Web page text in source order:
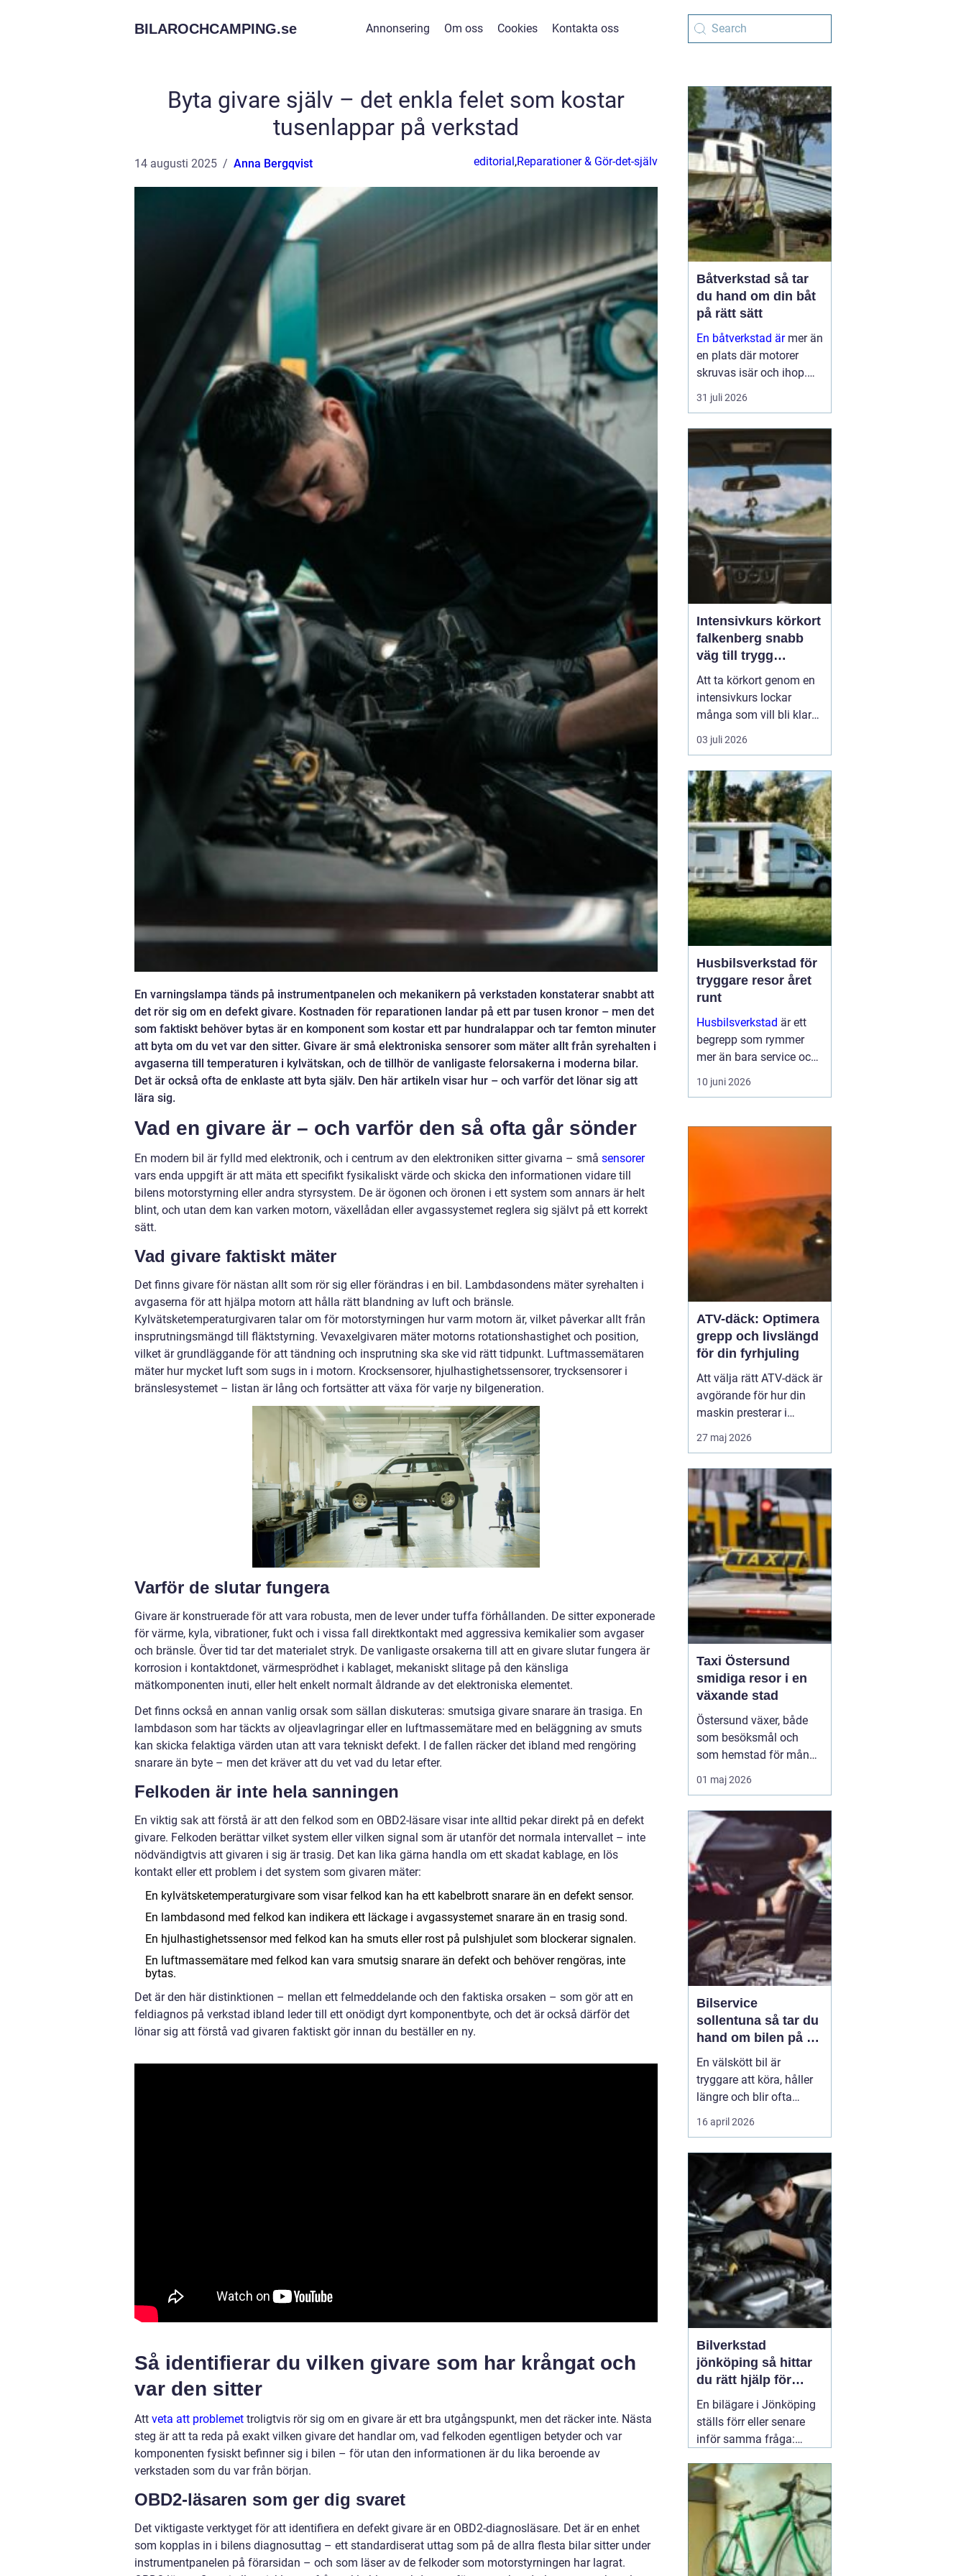
BILAROCHCAMPING.se Annonsering Om oss Cookies Kontakta oss
Byta givare själv – det enkla felet som kostar
tusenlappar på verkstad
14 augusti 2025 Anna Bergqvist editorial,Reparationer & Gör-det-själv
En varningslampa tänds på instrumentpanelen och mekanikern på verkstaden konstaterar snabbt att
det rör sig om en defekt givare. Kostnaden för reparationen landar på ett par tusen kronor – men det
som faktiskt behöver bytas är en komponent som kostar ett par hundralappar och tar femton minuter
att byta om du vet var den sitter. Givare är små elektroniska sensorer som mäter allt från syrehalten i
avgaserna till temperaturen i kylvätskan, och de tillhör de vanligaste felorsakerna i moderna bilar.
Det är också ofta de enklaste att byta själv. Den här artikeln visar hur – och varför det lönar sig att
lära sig.
Vad en givare är – och varför den så ofta går sönder
En modern bil är fylld med elektronik, och i centrum av den elektroniken sitter givarna – små sensorer
vars enda uppgift är att mäta ett specifikt fysikaliskt värde och skicka den informationen vidare till
bilens motorstyrning eller andra styrsystem. De är ögonen och öronen i ett system som annars är helt
blint, och utan dem kan varken motorn, växellådan eller avgassystemet reglera sig självt på ett korrekt
sätt.
Vad givare faktiskt mäter
Det finns givare för nästan allt som rör sig eller förändras i en bil. Lambdasondens mäter syrehalten i
avgaserna för att hjälpa motorn att hålla rätt blandning av luft och bränsle.
Kylvätsketemperaturgivaren talar om för motorstyrningen hur varm motorn är, vilket påverkar allt från
insprutningsmängd till fläktstyrning. Vevaxelgivaren mäter motorns rotationshastighet och position,
vilket är grundläggande för att tändning och insprutning ska ske vid rätt tidpunkt. Luftmassemätaren
mäter hur mycket luft som sugs in i motorn. Krocksensorer, hjulhastighetssensorer, trycksensorer i
bränslesystemet – listan är lång och fortsätter att växa för varje ny bilgeneration.
Varför de slutar fungera
Givare är konstruerade för att vara robusta, men de lever under tuffa förhållanden. De sitter exponerade
för värme, kyla, vibrationer, fukt och i vissa fall direktkontakt med aggressiva kemikalier som avgaser
och bränsle. Över tid tar det materialet stryk. De vanligaste orsakerna till att en givare slutar fungera är
korrosion i kontaktdonet, värmesprödhet i kablaget, mekaniskt slitage på den känsliga
mätkomponenten inuti, eller helt enkelt normalt åldrande av det elektroniska elementet.
Det finns också en annan vanlig orsak som sällan diskuteras: smutsiga givare snarare än trasiga. En
lambdason som har täckts av oljeavlagringar eller en luftmassemätare med en beläggning av smuts
kan skicka felaktiga värden utan att vara tekniskt defekt. I de fallen räcker det ibland med rengöring
snarare än byte – men det kräver att du vet vad du letar efter.
Felkoden är inte hela sanningen
En viktig sak att förstå är att den felkod som en OBD2-läsare visar inte alltid pekar direkt på en defekt
givare. Felkoden berättar vilket system eller vilken signal som är utanför det normala intervallet – inte
nödvändigtvis att givaren i sig är trasig. Det kan lika gärna handla om ett skadat kablage, en lös
kontakt eller ett problem i det system som givaren mäter:
En kylvätsketemperaturgivare som visar felkod kan ha ett kabelbrott snarare än en defekt sensor.
En lambdasond med felkod kan indikera ett läckage i avgassystemet snarare än en trasig sond.
En hjulhastighetssensor med felkod kan ha smuts eller rost på pulshjulet som blockerar signalen.
En luftmassemätare med felkod kan vara smutsig snarare än defekt och behöver rengöras, inte
bytas.
Det är den här distinktionen – mellan ett felmeddelande och den faktiska orsaken – som gör att en
feldiagnos på verkstad ibland leder till ett onödigt dyrt komponentbyte, och det är också därför det
lönar sig att förstå vad givaren faktiskt gör innan du beställer en ny.
Så identifierar du vilken givare som har krångat och
var den sitter
Att veta att problemet troligtvis rör sig om en givare är ett bra utgångspunkt, men det räcker inte. Nästa
steg är att ta reda på exakt vilken givare det handlar om, vad felkoden egentligen betyder och var
komponenten fysiskt befinner sig i bilen – för utan den informationen är du lika beroende av
verkstaden som du var från början.
OBD2-läsaren som ger dig svaret
Det viktigaste verktyget för att identifiera en defekt givare är en OBD2-diagnosläsare. Det är en enhet
som kopplas in i bilens diagnosuttag – ett standardiserat uttag som på de allra flesta bilar sitter under
instrumentpanelen på förarsidan – och som läser av de felkoder som motorstyrningen har lagrat.
Båtverkstad så tar
du hand om din båt
på rätt sätt
En båtverkstad ärmer än
en plats där motorer
skruvas isär och ihop.
För många båtägare är
verkstaden en trygghet
en problemfri säsong på
vattnet och oväntade
haverier mitt i
högsomm...
31 juli 2026
Intensivkurs körkort
falkenberg snabb
väg till trygg
körning
Att ta körkort genom en
intensivkurs lockar
många som vill bli klara
snabbt utan att tumma
på kvaliteten. För den
Falkenberg kan en
välplanerad
intensivutbildning
innebära att körkortet är
i handen på bara några
veckor. Nyckeln h...
03 juli 2026
Husbilsverkstad för
tryggare resor året
runt
Husbilsverkstad är ett
begrepp som rymmer
mer än bara service och
reparationer. En välskött
husbil ger trygghet,
vägen. G...
10 juni 2026
ATV-däck: Optimera
grepp och livslängd
för din fyrhjuling
Att välja rätt ATV-däck är
avgörande för hur din
maskin presterar i
vardagen, oavsett om du
arbetar i skogen eller kör
däck gör stor skillnad för
säkerhet...
27 maj 2026
Taxi Östersund
smidiga resor i en
växande stad
Östersund växer, både
som besöksmål och
som hemstad för många
pendlare, studenter och
företagare. En pålitlig
bara ett bekvämt sätt att
ta sig från punkt A till
punkt B. För många
handlar det om att få
vardagen att fungera,
01 maj 2026
Bilservice
sollentuna så tar du
hand om bilen på ett
smart sätt
En välskött bil är
tryggare att köra, håller
längre och blir ofta
billigare i längden. För
många bilägare i
service inte bara om att
följa serviceboken, utan
om att kunna lita på
bilen varje dag oavsett
om den rullar till jobbet,
...
16 april 2026
Bilverkstad
jönköping så hittar
du rätt hjälp för
bilen
En bilägare i Jönköping
ställs förr eller senare
inför samma fråga:
hand om bilen, utan att
kostnaderna skenar och
garantier försvinner?
Valet av05 april 2026